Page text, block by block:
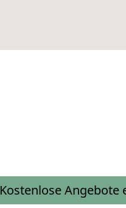
Kostenlose Angebote